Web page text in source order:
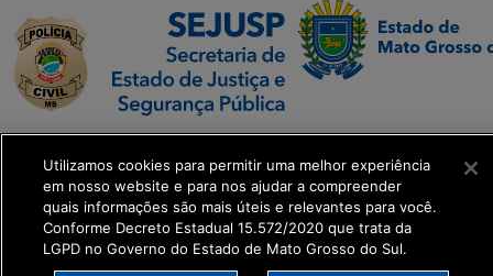
SETDIG | Secretaria-
Executiva de
Transformação Digital
get_footer();
Utilizamos cookies para permitir uma melhor experiência
em nosso website e para nos ajudar a compreender
quais informações são mais úteis e relevantes para você.
Conforme Decreto Estadual 15.572/2020 que trata da
LGPD no Governo do Estado de Mato Grosso do Sul.